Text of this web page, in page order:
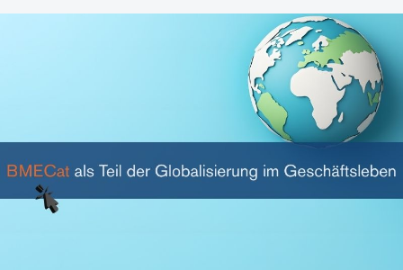
Eigenschaften
Integration mit Plattformen